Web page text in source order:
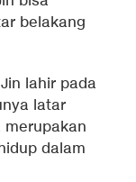
belakang
lahir pada
latar
merupakan
dalam